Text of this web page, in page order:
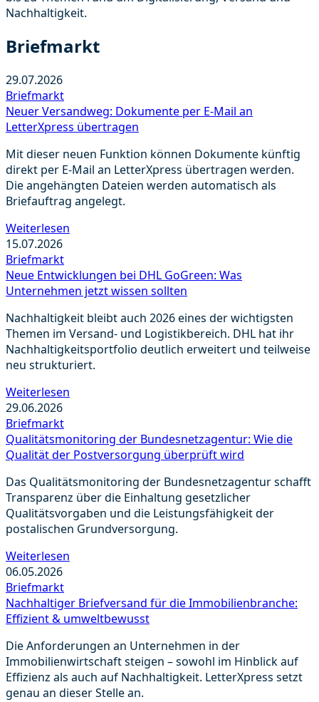
Nachhaltigkeit.
Briefmarkt
29.07.2026
Briefmarkt
Neuer Versandweg: Dokumente per E-Mail an
LetterXpress übertragen
Mit dieser neuen Funktion können Dokumente künftig
direkt per E-Mail an LetterXpress übertragen werden.
Die angehängten Dateien werden automatisch als
Briefauftrag angelegt.
Weiterlesen
15.07.2026
Briefmarkt
Neue Entwicklungen bei DHL GoGreen: Was
Unternehmen jetzt wissen sollten
Nachhaltigkeit bleibt auch 2026 eines der wichtigsten
Themen im Versand- und Logistikbereich. DHL hat ihr
Nachhaltigkeitsportfolio deutlich erweitert und teilweise
neu strukturiert.
Weiterlesen
29.06.2026
Briefmarkt
Qualitätsmonitoring der Bundesnetzagentur: Wie die
Qualität der Postversorgung überprüft wird
Das Qualitätsmonitoring der Bundesnetzagentur schafft
Transparenz über die Einhaltung gesetzlicher
Qualitätsvorgaben und die Leistungsfähigkeit der
postalischen Grundversorgung.
Weiterlesen
06.05.2026
Briefmarkt
Nachhaltiger Briefversand für die Immobilienbranche:
Effizient & umweltbewusst
Die Anforderungen an Unternehmen in der
Immobilienwirtschaft steigen – sowohl im Hinblick auf
Effizienz als auch auf Nachhaltigkeit. LetterXpress setzt
genau an dieser Stelle an.